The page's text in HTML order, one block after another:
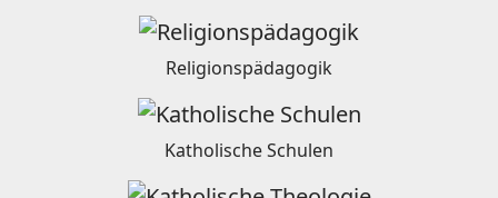
Religionspädagogik
Katholische Schulen